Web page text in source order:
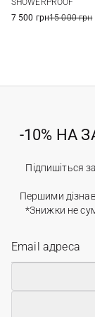
SHOWERPROOF
7 500 грн15 000 грн
-10% НА
Підпишіться
Першими
*Знижки не